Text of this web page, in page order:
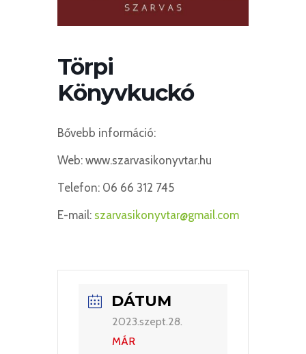
Törpi
Könyvkuckó
Bővebb információ:
Web: www.szarvasikonyvtar.hu
Telefon: 06 66 312 745
E-mail: szarvasikonyvtar@gmail.com
DÁTUM
2023.szept.28.
MÁR